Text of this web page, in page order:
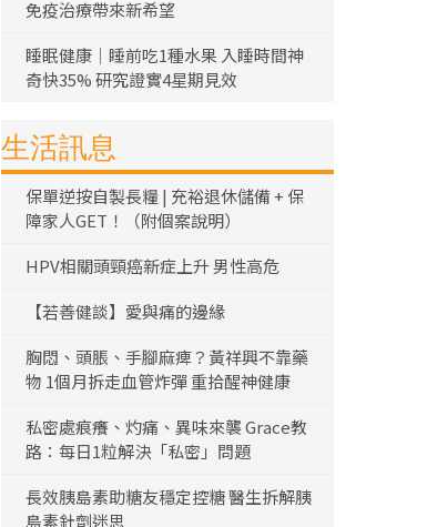
免疫治療帶來新希望
睡眠健康｜睡前吃1種水果 入睡時間神
奇快35% 研究證實4星期見效
生活訊息
保單逆按自製長糧 | 充裕退休儲備 + 保
障家人GET！（附個案說明）
HPV相關頭頸癌新症上升 男性高危
【若善健談】愛與痛的邊緣
胸悶、頭脹、手腳麻痺？黃祥興不靠藥
物 1個月拆走血管炸彈 重拾醒神健康
私密處痕癢、灼痛、異味來襲 Grace教
路：每日1粒解決「私密」問題
長效胰島素助糖友穩定控糖 醫生拆解胰
島素針劑迷思